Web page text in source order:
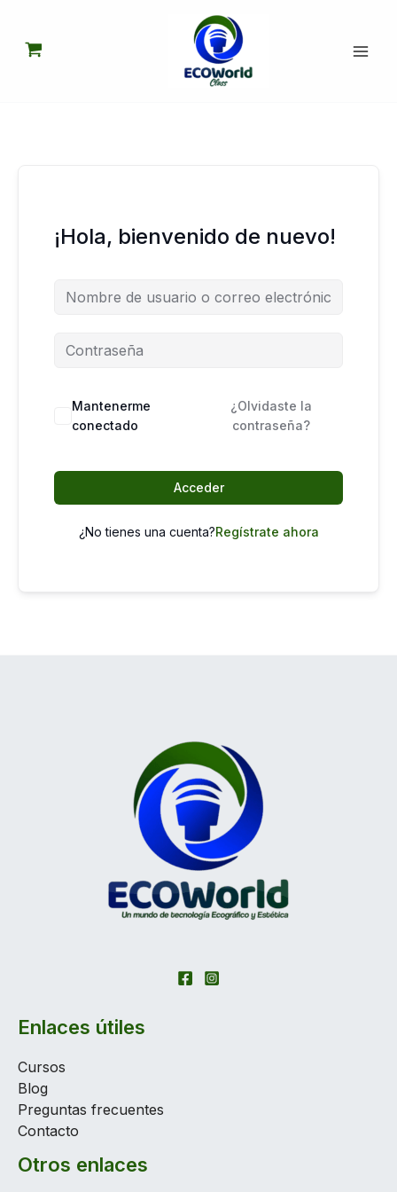
contenido
¡Hola, bienvenido de nuevo!
Mantenerme
conectado
¿Olvidaste la
contraseña?
Acceder
¿No tienes una cuenta?Regístrate ahora
Enlaces útiles
Cursos
Blog
Preguntas frecuentes
Contacto
Otros enlaces